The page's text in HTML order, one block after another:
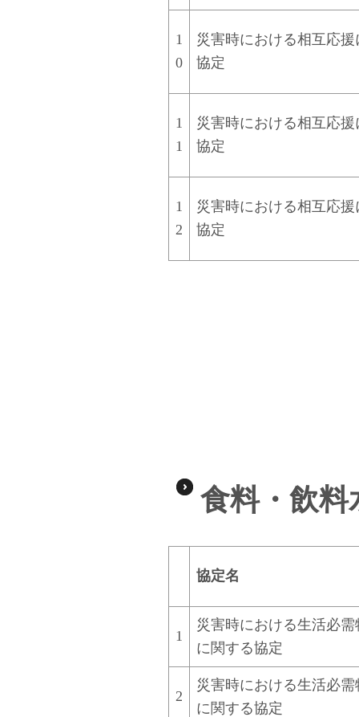
1
0
災害時における相互応
協定
1
1
災害時における相互応
協定
1
2
災害時における相互応
協定
食料・飲料
協定名
1
災害時における生活必
に関する協定
2
災害時における生活必
に関する協定